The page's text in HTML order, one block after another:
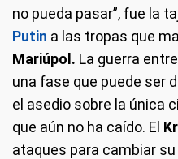
no pueda pasar”, fue la
Putin a las tropas que
Mariúpol. La guerra entre
una fase que puede ser
el asedio sobre la única
que aún no ha caído. El
ataques para cambiar